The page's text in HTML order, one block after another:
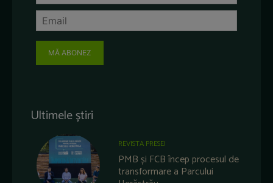
MĂ ABONEZ
Ultimele știri
REVISTA PRESEI
PMB și FCB încep procesul de
transformare a Parcului